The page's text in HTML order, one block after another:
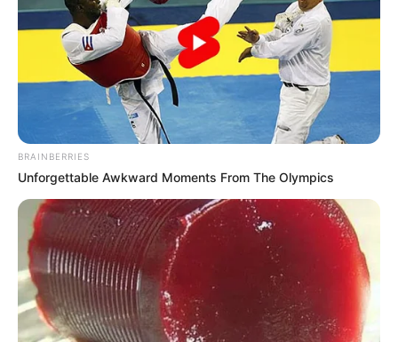
τραυματίες στο
νοσοκομείο
3.05.2026, 22:08
Τροχαίο τώρα στην
Εύβοια: 1 τραυματίας στο
νοσοκομείο
Ο κακός καιρός έφερε
τροχαία ατυχήματα στην
Εύβοια
1.05.2026, 16:35
Χαλκίδα: Ένας τραυματίας
ύστερα από τροχαίο
BRAINBERRIES
Unforgettable Awkward Moments From The Olympics